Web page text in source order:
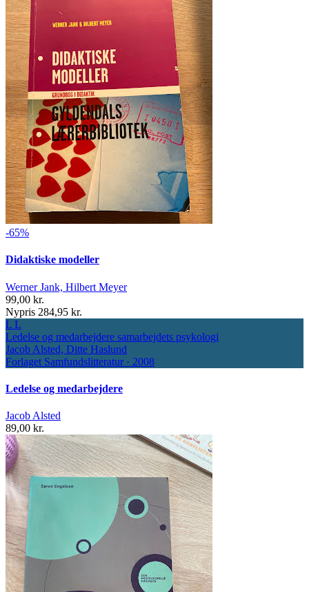
-65%
Didaktiske modeller
Werner Jank, Hilbert Meyer
99,00 kr.
Nypris 284,95 kr.
L L
Ledelse og medarbejdere samarbejdets psykologi
Jacob Alsted, Ditte Haslund
Forlaget Samfundslitteratur · 2008
Ledelse og medarbejdere
Jacob Alsted
89,00 kr.